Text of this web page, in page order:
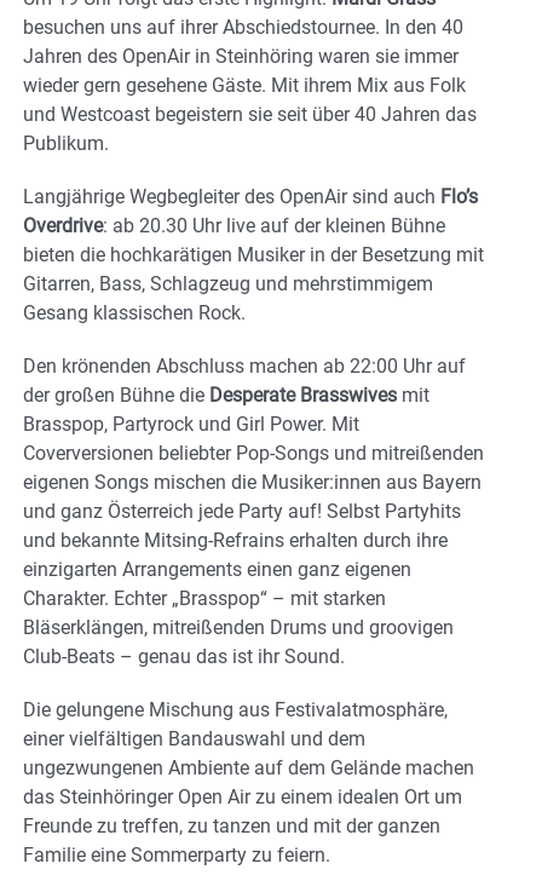
besuchen uns auf ihrer Abschiedstournee. In den 40
Jahren des OpenAir in Steinhöring waren sie immer
wieder gern gesehene Gäste. Mit ihrem Mix aus Folk
und Westcoast begeistern sie seit über 40 Jahren das
Publikum.
Langjährige Wegbegleiter des OpenAir sind auch Flo’s
Overdrive: ab 20.30 Uhr live auf der kleinen Bühne
bieten die hochkarätigen Musiker in der Besetzung mit
Gitarren, Bass, Schlagzeug und mehrstimmigem
Gesang klassischen Rock.
Den krönenden Abschluss machen ab 22:00 Uhr auf
der großen Bühne die Desperate Brasswives mit
Brasspop, Partyrock und Girl Power. Mit
Coverversionen beliebter Pop-Songs und mitreißenden
eigenen Songs mischen die Musiker:innen aus Bayern
und ganz Österreich jede Party auf! Selbst Partyhits
und bekannte Mitsing-Refrains erhalten durch ihre
einzigarten Arrangements einen ganz eigenen
Charakter. Echter „Brasspop“ – mit starken
Bläserklängen, mitreißenden Drums und groovigen
Club-Beats – genau das ist ihr Sound.
Die gelungene Mischung aus Festivalatmosphäre,
einer vielfältigen Bandauswahl und dem
ungezwungenen Ambiente auf dem Gelände machen
das Steinhöringer Open Air zu einem idealen Ort um
Freunde zu treffen, zu tanzen und mit der ganzen
Familie eine Sommerparty zu feiern.